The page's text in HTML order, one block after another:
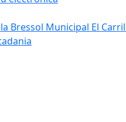
Bressol Municipal El